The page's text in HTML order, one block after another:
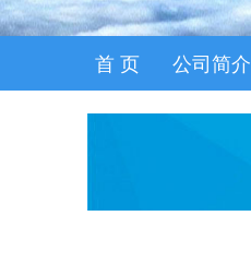
首 页 公司简介